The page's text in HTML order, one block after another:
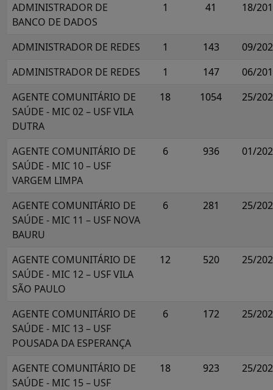
ADMINISTRADOR DE
BANCO DE DADOS
1 41 18/
ADMINISTRADOR DE REDES 1 143
09/
ADMINISTRADOR DE REDES
1 147
06/
AGENTE COMUNITÁRIO DE
SAÚDE - MIC 02 – USF VILA
DUTRA
18 1054 25/
AGENTE COMUNITÁRIO DE
SAÚDE - MIC 10 – USF
VARGEM LIMPA
6 936 01/
AGENTE COMUNITÁRIO DE
SAÚDE - MIC 11 – USF NOVA
BAURU
6 281 25/
AGENTE COMUNITÁRIO DE
SAÚDE - MIC 12 – USF VILA
SÃO PAULO
12 520 25/
AGENTE COMUNITÁRIO DE
SAÚDE - MIC 13 – USF
POUSADA DA ESPERANÇA
6 172 25/
AGENTE COMUNITÁRIO DE
SAÚDE - MIC 15 – USF
18 923 25/